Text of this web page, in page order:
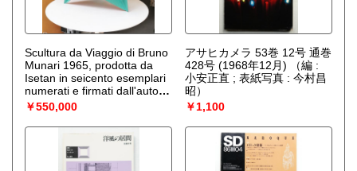
Scultura da Viaggio di Bruno
Munari 1965, prodotta da
Isetan in seicento esemplari
numerati e firmati dall'autore
＜旅行用彫刻 署名あり＞
（ブルーノ・ムナーリ）
￥550,000
アサヒカメラ 53巻 12号 通巻
428号 (1968年12月)
（編 :
小安正直 ; 表紙写真 : 今村昌
昭）
￥1,100